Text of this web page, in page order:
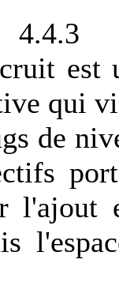
4.4.3
est
qui
de